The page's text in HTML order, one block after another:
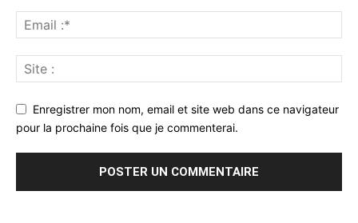
Enregistrer mon nom, email et site web dans ce navigateur
pour la prochaine fois que je commenterai.